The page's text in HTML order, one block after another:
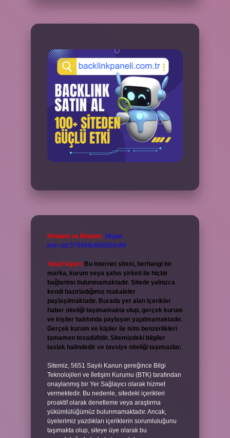
Reklam ve İletişim: Skype:
live:.cid.575569c608265c69
Yasal Uyarı: Bu internet sitesi, herhangi bir
marka, kurum veya şahıs şirketi ile hiçbir
bağlantısı bulunmamaktadır. Sitede yalnızca
kendi hazırladığımız makaleler
paylaşılmaktadır. Burada yer alan içerikler
haber niteliği taşımamakta olup, gerçek kurum
ve kişiler hakkında paylaşım yapılmamaktadır.
Gerçek kurum ve kişiler ile isim benzerlikleri
tamamen tesadüfidir. Sitemizdeki bilgiler
taslak halindedir ve tavsiye niteliği taşımazlar.
Sitemiz, 5651 Sayılı Kanun gereğince Bilgi
Teknolojileri ve İletişim Kurumu (BTK) tarafından
onaylanmış bir Yer Sağlayıcı olarak hizmet
vermektedir. Bu nedenle, sitedeki içerikleri
proaktif olarak denetleme veya araştırma
yükümlülüğümüz bulunmamaktadır. Ancak,
üyelerimiz yazdıkları içeriklerin sorumluluğunu
taşımakta olup, siteye üye olarak bu